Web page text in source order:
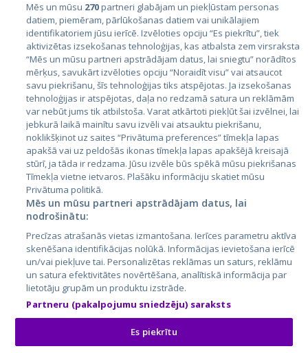
Valstis
Igaunija
Latvija
Lietuva
City24.lv
City24.ee
GetaPro.lv
GetaPro.ee
Skelbiu.lt
Autoplius.lt
Aruodas.lt
Kainos.lt
Paslaugos.lt
auto24.ee
KV.ee
Osta.ee
KuldneBörs.ee
Mēs un mūsu 270partneri glabājam un piekļūstam personas
datiem, piemēram, pārlūkošanas datiem vai unikālajiem
identifikatoriem jūsu ierīcē. Izvēloties opciju “Es piekrītu”, tiek
aktivizētas izsekošanas tehnoloģijas, kas atbalsta zem virsraksta
“Mēs un mūsu partneri apstrādājam datus, lai sniegtu” norādītos
mērķus, savukārt izvēloties opciju “Noraidīt visu” vai atsaucot
savu piekrišanu, šīs tehnoloģijas tiks atspējotas. Ja izsekošanas
tehnoloģijas ir atspējotas, daļa no redzamā satura un reklāmām
var nebūt jums tik atbilstoša. Varat atkārtoti piekļūt šai izvēlnei, lai
jebkurā laikā mainītu savu izvēli vai atsauktu piekrišanu,
noklikšķinot uz saites “Privātuma preferences” tīmekļa lapas
apakšā vai uz peldošās ikonas tīmekļa lapas apakšējā kreisajā
stūrī, ja tāda ir redzama. Jūsu izvēle būs spēkā mūsu piekrišanas
Tīmekļa vietne ietvaros. Plašāku informāciju skatiet mūsu
Privātuma politikā.
Mēs un mūsu partneri apstrādājam datus, lai
nodrošinātu:
Precīzas atrašanās vietas izmantošana. Ierīces parametru aktīva
skenēšana identifikācijas nolūkā. Informācijas ievietošana ierīcē
un/vai piekļuve tai. Personalizētas reklāmas un saturs, reklāmu
un satura efektivitātes novērtēšana, analītiskā informācija par
lietotāju grupām un produktu izstrāde.
Partneru (pakalpojumu sniedzēju) saraksts
Es piekrītu